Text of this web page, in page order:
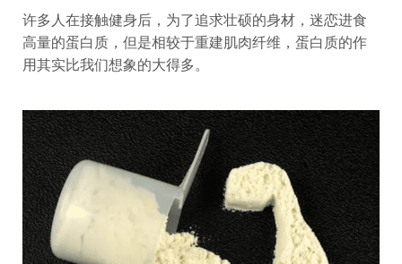
许多人在接触健身后，为了追求壮硕的身材，迷恋进食
高量的蛋白质，但是相较于重建肌肉纤维，蛋白质的作
用其实比我们想象的大得多。